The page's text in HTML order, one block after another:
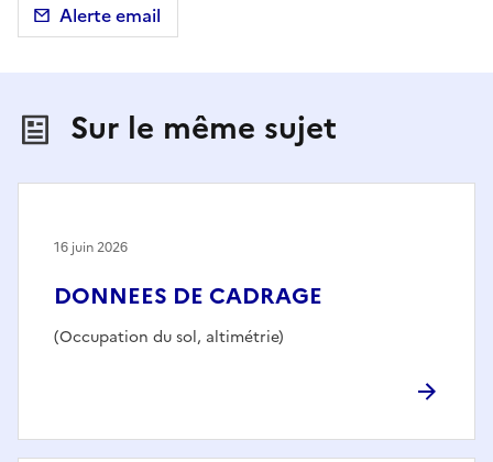
Alerte email
Sur le même sujet
DONNEES DE CADRAGE
(Occupation du sol, altimétrie)
16 juin 2026